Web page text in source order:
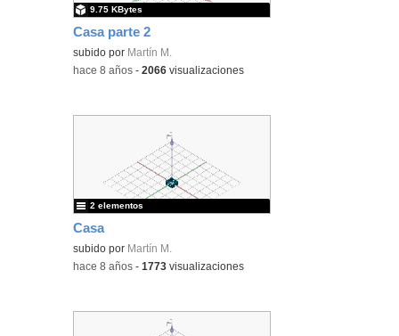
Casa parte 2
subido por Martín M.
9.75 KBytes
-hace 8 años -2066 visualizaciones
Casa
subido por Martín M.
2 elementos
-hace 8 años -1773 visualizaciones